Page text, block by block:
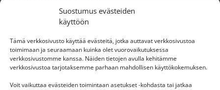
Suostumus evästeiden
käyttöön
Tämä verkkosivusto käyttää evästeitä, jotka auttavat verkkosivustoa
toimimaan ja seuraamaan kuinka olet vuorovaikutuksessa
verkkosivustomme kanssa. Näiden tietojen avulla kehitämme
verkkosivustoa tarjotaksemme parhaan mahdollisen käyttökokemuksen.
Voit vaikuttaa evästeiden toimintaan asetukset -kohdasta tai jatkaa
Ihmiset
Konserni
Ota yhteyttä